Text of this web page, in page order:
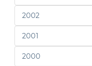
2002
2001
2000